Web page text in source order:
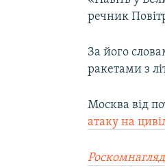
речник
За його
ракетами з
Москва від
атаку на